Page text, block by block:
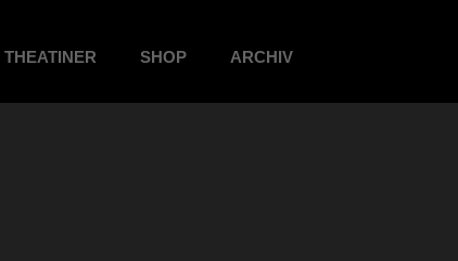
THEATINER SHOP ARCHIV